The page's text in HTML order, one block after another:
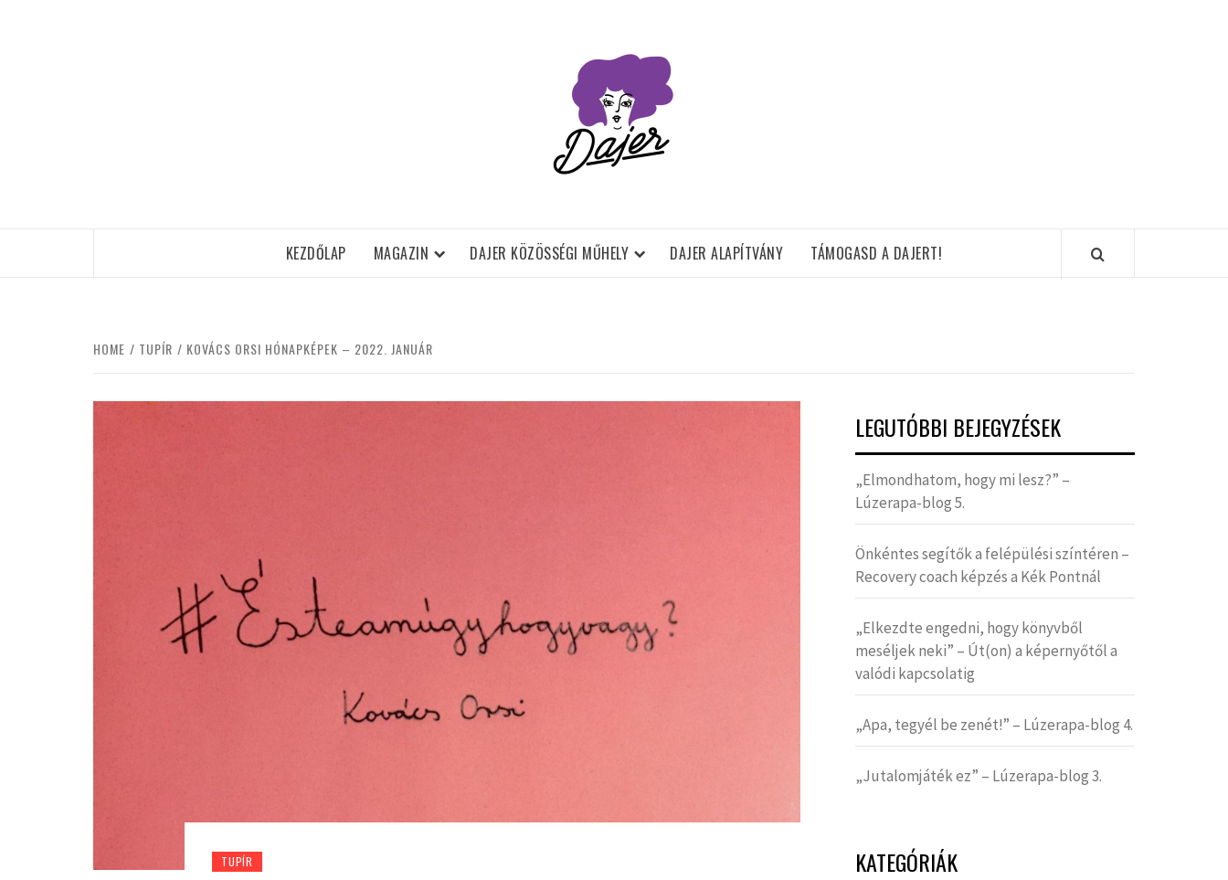
KEZDŐLAP MAGAZIN DAJER KÖZÖSSÉGI MŰHELY DAJER ALAPÍTVÁNY TÁMOGASD A DAJERT!
HOME TUPÍR KOVÁCS ORSI HÓNAPKÉPEK – 2022. JANUÁR
TUPÍR
LEGUTÓBBI BEJEGYZÉSEK
„Elmondhatom, hogy mi lesz?” –
Lúzerapa-blog 5.
Önkéntes segítők a felépülési színtéren –
Recovery coach képzés a Kék Pontnál
„Elkezdte engedni, hogy könyvből
meséljek neki” – Út(on) a képernyőtől a
valódi kapcsolatig
„Apa, tegyél be zenét!” – Lúzerapa-blog 4.
„Jutalomjáték ez” – Lúzerapa-blog 3.
KATEGÓRIÁK